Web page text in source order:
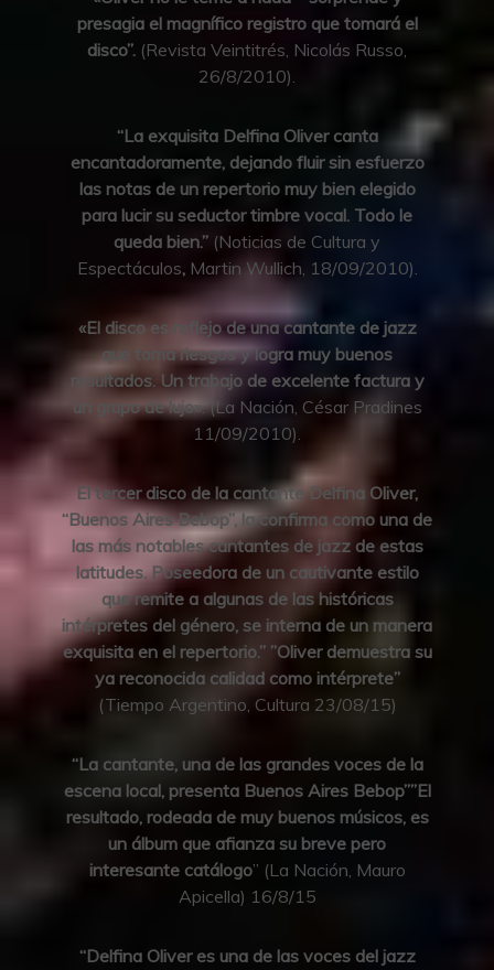
presagia el magnífico registro que tomará el
disco”. (Revista Veintitrés, Nicolás Russo,
26/8/2010).
“La exquisita Delfina Oliver canta
encantadoramente, dejando fluir sin esfuerzo
las notas de un repertorio muy bien elegido
para lucir su seductor timbre vocal. Todo le
queda bien.” (Noticias de Cultura y
Espectáculos, Martin Wullich, 18/09/2010).
«El disco es reflejo de una cantante de jazz
que toma riesgos y logra muy buenos
resultados. Un trabajo de excelente factura y
un grupo de lujo». (La Nación, César Pradines
11/09/2010).
El tercer disco de la cantante Delfina Oliver,
“Buenos Aires Bebop”, la confirma como una de
las más notables cantantes de jazz de estas
latitudes. Poseedora de un cautivante estilo
que remite a algunas de las históricas
intérpretes del género, se interna de un manera
exquisita en el repertorio.” ”Oliver demuestra su
ya reconocida calidad como intérprete”
(Tiempo Argentino, Cultura 23/08/15)
“La cantante, una de las grandes voces de la
escena local, presenta Buenos Aires Bebop””El
resultado, rodeada de muy buenos músicos, es
un álbum que afianza su breve pero
interesante catálogo” (La Nación, Mauro
Apicella) 16/8/15
“Delfina Oliver es una de las voces del jazz